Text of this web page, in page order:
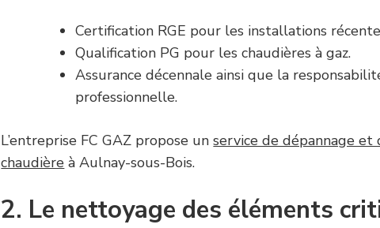
Certification RGE pour les installations
Qualification PG pour les chaudières à gaz.
Assurance décennale ainsi que la
professionnelle.
L’entreprise FC GAZ propose unservice de dépannage et
chaudière à Aulnay-sous-Bois.
2. Le nettoyage des éléments